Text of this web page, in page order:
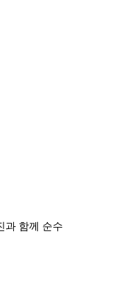
과 함께 순수